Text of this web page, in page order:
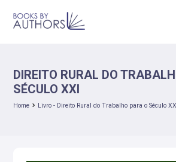
DIREITO RURAL DO
SÉCULO XXI
Home Livro - Direito Rural do Trabalho para o Século XXI